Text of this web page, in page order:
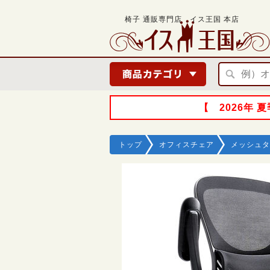
椅子 通販専門店 イス王国 本店
【 2026年 夏
トップ オフィスチェア メッシュ